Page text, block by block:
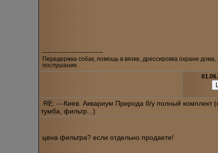
-------------------------
Передержка собак, помощь в вязке, дрессировка охране дома,
послушание.
RE: ---Киев. Аквариум Природа б/у полный комплект
тумба, фильтр...)
цена фильтра? если отдельно продаете!